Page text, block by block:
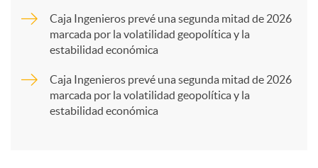
Caja Ingenieros prevé una segunda mitad de 2026
marcada por la volatilidad geopolítica y la
estabilidad económica
Caja Ingenieros prevé una segunda mitad de 2026
marcada por la volatilidad geopolítica y la
estabilidad económica